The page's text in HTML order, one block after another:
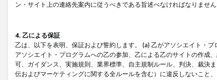
ン・サイト上の連絡先案内に従うべきである旨述べなければなりませ
4. 乙による保証
乙は、以下を表明、保証および誓約します。 (a) 乙がアソシエイト・
アソシエイト・プログラムへの乙の参加、乙による乙のサイトの作成
可、ガイダンス、実施規則、業界標準、自主規制ルール、判決、裁決
伝およびマーケティングに関する全ルールを含む）に違反しないこと